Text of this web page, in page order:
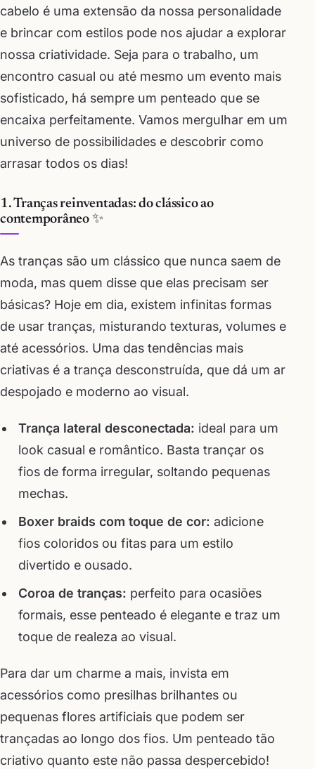
cabelo é uma extensão da nossa personalidade
e brincar com estilos pode nos ajudar a explorar
nossa criatividade. Seja para o trabalho, um
encontro casual ou até mesmo um evento mais
sofisticado, há sempre um penteado que se
encaixa perfeitamente. Vamos mergulhar em um
universo de possibilidades e descobrir como
arrasar todos os dias!
1. Tranças reinventadas: do clássico ao
contemporâneo ✨
As tranças são um clássico que nunca saem de
moda, mas quem disse que elas precisam ser
básicas? Hoje em dia, existem infinitas formas
de usar tranças, misturando texturas, volumes e
até acessórios. Uma das tendências mais
criativas é a trança desconstruída, que dá um ar
despojado e moderno ao visual.
Trança lateral desconectada: ideal para um
look casual e romântico. Basta trançar os
fios de forma irregular, soltando pequenas
mechas.
Boxer braids com toque de cor: adicione
fios coloridos ou fitas para um estilo
divertido e ousado.
Coroa de tranças: perfeito para ocasiões
formais, esse penteado é elegante e traz um
toque de realeza ao visual.
Para dar um charme a mais, invista em
acessórios como presilhas brilhantes ou
pequenas flores artificiais que podem ser
trançadas ao longo dos fios. Um penteado tão
criativo quanto este não passa despercebido!